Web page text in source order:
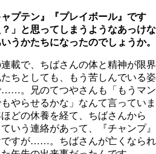
プテン』『プレイボール』です
」と思ってしまうようなあっけな
うかたちになったのでしょうか。
載で、ちばさんの体と精神が限界
ちとしても、もう苦しんでいる姿
……。兄のてつやさんも「もうマン
やらせるかな」なんて言っていま
どの休養を経て、ちばさんから
いう連絡があって、『チャンプ』
ですが……。ちばさんが亡くなられ